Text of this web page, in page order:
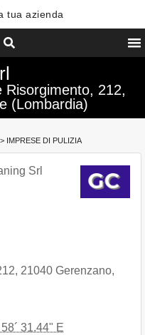
tua azienda
Risorgimento, 212,
(Lombardia)
IMPRESE DI PULIZIA
Srl
21040 Gerenzano,
58´ 31.44" E